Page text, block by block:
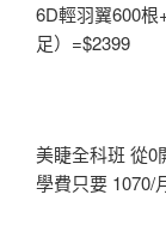
6D輕羽翼600
足）=$2399
美睫全科班 從0
學費只要 1070/